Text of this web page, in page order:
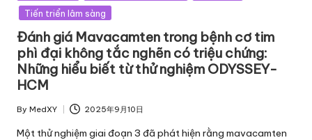
inTiến triển lâm sàng
Đánh giá Mavacamten trong bệnh cơ tim
phì đại không tắc nghẽn có triệu chứng:
Những hiểu biết từ thử nghiệm ODYSSEY-
HCM
Posted
by
By MedXY 2025年9月10日
Một thử nghiệm giai đoạn 3 đã phát hiện rằng mavacamten